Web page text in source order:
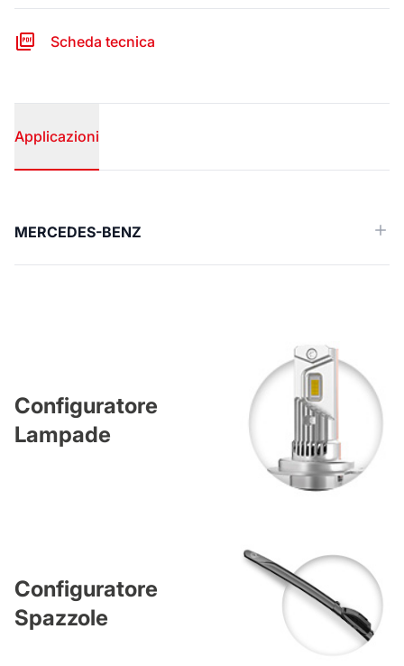
Scheda tecnica
Applicazioni
MERCEDES-BENZ
Configuratore
Lampade
Configuratore
Spazzole